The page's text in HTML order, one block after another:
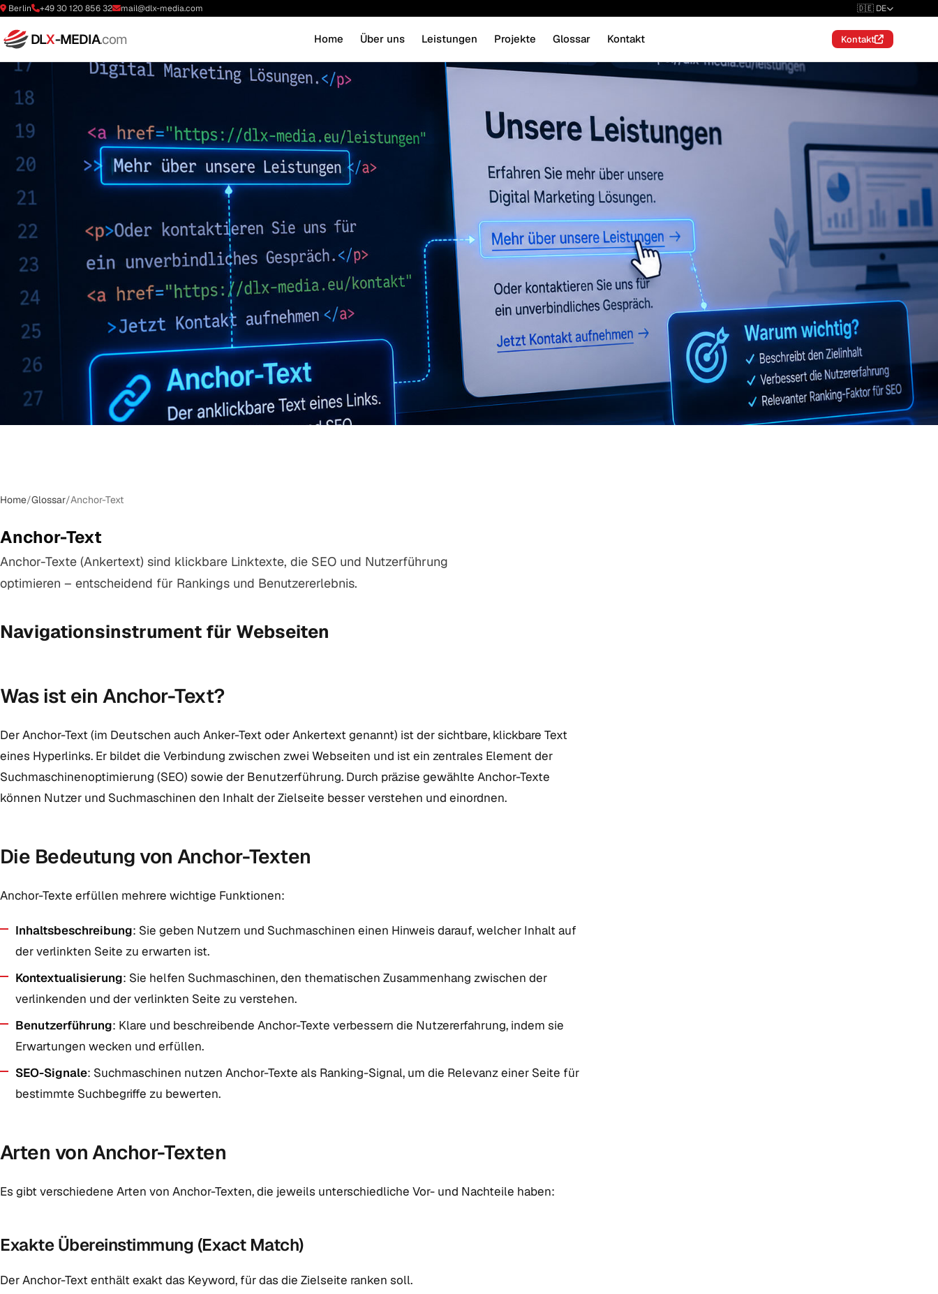
Berlin +49 30 120 856 32 mail@dlx-media.com 🇩🇪 DE
DLX-MEDIA.com Home Über uns Leistungen Projekte Glossar Kontakt Kontakt
Home/Glossar/Anchor-Text
Anchor-Text
Anchor-Texte (Ankertext) sind klickbare Linktexte, die SEO und Nutzerführung
optimieren – entscheidend für Rankings und Benutzererlebnis.
Navigationsinstrument für Webseiten
Was ist ein Anchor-Text?
Der Anchor-Text (im Deutschen auch Anker-Text oder Ankertext genannt) ist der sichtbare, klickbare Text
eines Hyperlinks. Er bildet die Verbindung zwischen zwei Webseiten und ist ein zentrales Element der
Suchmaschinenoptimierung (SEO) sowie der Benutzerführung. Durch präzise gewählte Anchor-Texte
können Nutzer und Suchmaschinen den Inhalt der Zielseite besser verstehen und einordnen.
Die Bedeutung von Anchor-Texten
Anchor-Texte erfüllen mehrere wichtige Funktionen:
Inhaltsbeschreibung: Sie geben Nutzern und Suchmaschinen einen Hinweis darauf, welcher Inhalt auf
der verlinkten Seite zu erwarten ist.
Kontextualisierung: Sie helfen Suchmaschinen, den thematischen Zusammenhang zwischen der
verlinkenden und der verlinkten Seite zu verstehen.
Benutzerführung: Klare und beschreibende Anchor-Texte verbessern die Nutzererfahrung, indem sie
Erwartungen wecken und erfüllen.
SEO-Signale: Suchmaschinen nutzen Anchor-Texte als Ranking-Signal, um die Relevanz einer Seite für
bestimmte Suchbegriffe zu bewerten.
Arten von Anchor-Texten
Es gibt verschiedene Arten von Anchor-Texten, die jeweils unterschiedliche Vor- und Nachteile haben:
Exakte Übereinstimmung (Exact Match)
Der Anchor-Text enthält exakt das Keyword, für das die Zielseite ranken soll.